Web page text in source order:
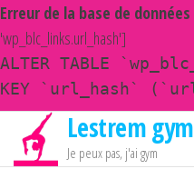
Erreur de la base de
'wp_blc_links.url_hash']
ALTER TABLE
KEY `url_hash`
Passer
Lestrem gym
Je peux pas, j'ai gym